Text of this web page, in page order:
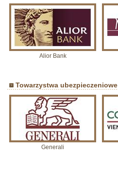
Alior Bank
Towarzystwa ubezpieczeniowe
Generali